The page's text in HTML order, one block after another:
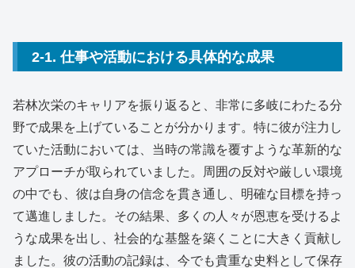
2-1. 仕事や活動における具体的な成果
若林次栄のキャリアを振り返ると、非常に多岐にわたる分
野で成果を上げていることが分かります。特に彼が注力し
ていた活動においては、当時の常識を覆すような革新的な
アプローチが取られていました。周囲の反対や厳しい環境
の中でも、彼は自身の信念を貫き通し、明確な目標を持っ
て邁進しました。その結果、多くの人々が恩恵を受けるよ
うな成果を出し、社会的な基盤を築くことに大きく貢献し
ました。彼の活動の記録は、今でも貴重な史料として保存